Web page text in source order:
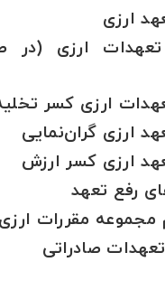
ارزی
ارزی (در
ارزی کسر
ارزی گران‌نمایی
ارزی کسر ارزش
رفع تعهد
مقررات ارزی
صادراتی